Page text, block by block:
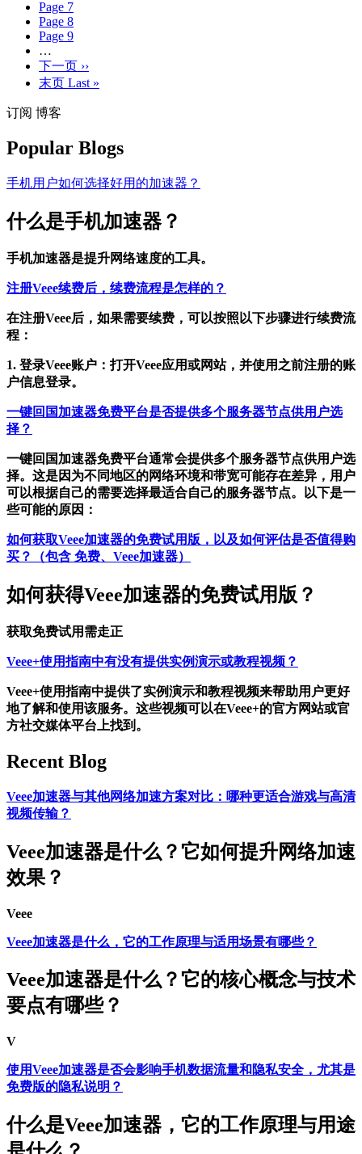
Page 7
Page 8
Page 9
…
下一页 ››
末页 Last »
订阅 博客
Popular Blogs
手机用户如何选择好用的加速器？
什么是手机加速器？
手机加速器是提升网络速度的工具。
注册Veee续费后，续费流程是怎样的？
在注册Veee后，如果需要续费，可以按照以下步骤进行续费流
程：
1. 登录Veee账户：打开Veee应用或网站，并使用之前注册的账
户信息登录。
一键回国加速器免费平台是否提供多个服务器节点供用户选
择？
一键回国加速器免费平台通常会提供多个服务器节点供用户选
择。这是因为不同地区的网络环境和带宽可能存在差异，用户
可以根据自己的需要选择最适合自己的服务器节点。以下是一
些可能的原因：
如何获取Veee加速器的免费试用版，以及如何评估是否值得购
买？（包含 免费、Veee加速器）
如何获得Veee加速器的免费试用版？
获取免费试用需走正
Veee+使用指南中有没有提供实例演示或教程视频？
Veee+使用指南中提供了实例演示和教程视频来帮助用户更好
地了解和使用该服务。这些视频可以在Veee+的官方网站或官
方社交媒体平台上找到。
Recent Blog
Veee加速器与其他网络加速方案对比：哪种更适合游戏与高清
视频传输？
Veee加速器是什么？它如何提升网络加速
效果？
Veee
Veee加速器是什么，它的工作原理与适用场景有哪些？
Veee加速器是什么？它的核心概念与技术
要点有哪些？
V
使用Veee加速器是否会影响手机数据流量和隐私安全，尤其是
免费版的隐私说明？
什么是Veee加速器，它的工作原理与用途